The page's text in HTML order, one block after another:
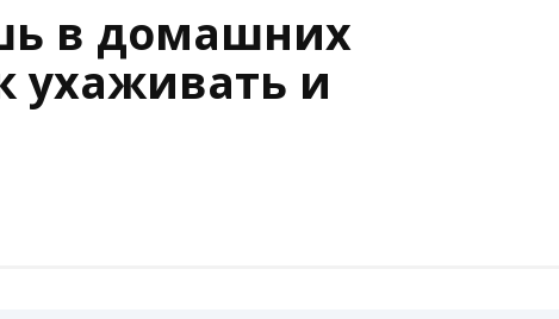
в домашних
ухаживать и